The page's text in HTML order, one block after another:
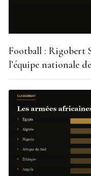
Football : Rigobert
l’équipe nationale